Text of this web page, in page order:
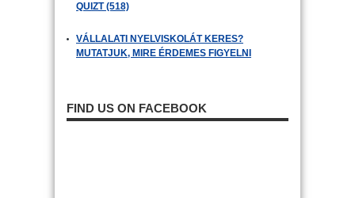
QUIZT (518)
VÁLLALATI NYELVISKOLÁT KERES?
MUTATJUK, MIRE ÉRDEMES FIGYELNI
FIND US ON FACEBOOK